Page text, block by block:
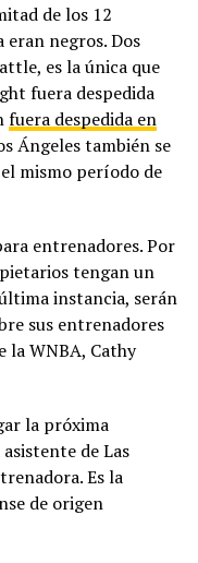
de los 12
negros. Dos
es la única que
fuera despedida
fuera despedida en
Ángeles también se
mismo período de
entrenadores. Por
tengan un
instancia, serán
sus entrenadores
la WNBA, Cathy
la próxima
de Las
Es la
de origen